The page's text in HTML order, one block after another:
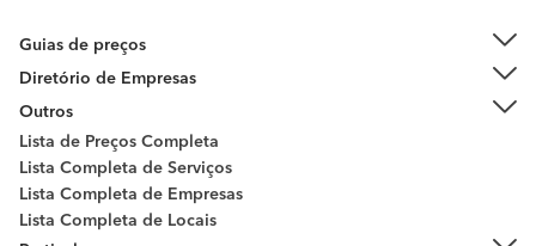
Guias de preços
Diretório de Empresas
Outros
Lista de Preços Completa
Lista Completa de Serviços
Lista Completa de Empresas
Lista Completa de Locais